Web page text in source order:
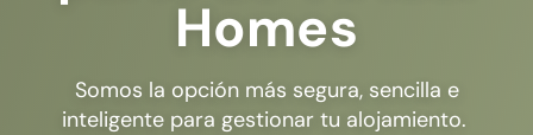
Homes
Somos la opción más segura, sencilla e
inteligente para gestionar tu alojamiento.